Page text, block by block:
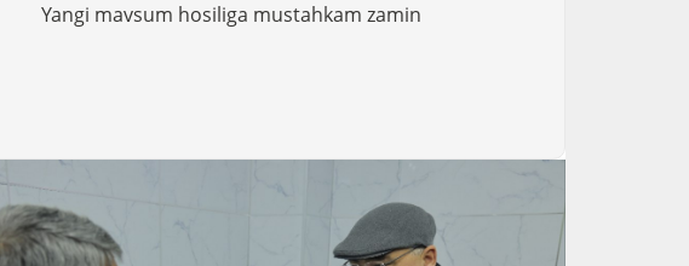
Yangi mavsum hosiliga mustahkam zamin